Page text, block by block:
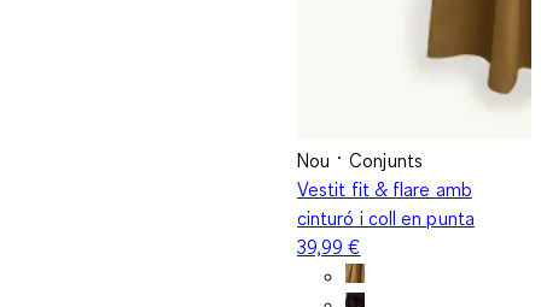
Nou
Conjunts
Vestit fit & flare amb
cinturó i coll en punta
39,99 €